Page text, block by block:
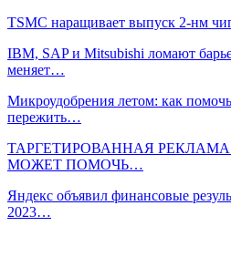
TSMC наращивает выпуск 2-нм
IBM, SAP и Mitsubishi ломают
меняет…
Микроудобрения летом: как
пережить…
ТАРГЕТИРОВАННАЯ РЕКЛАМА.
МОЖЕТ ПОМОЧЬ…
Яндекс объявил финансовые
2023…